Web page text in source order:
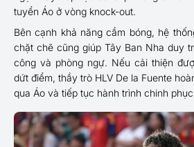
tuyển Áo ở vòng knock-out.
Bên cạnh khả năng cầm bóng, hệ
chặt chẽ cũng giúp Tây Ban Nha duy
công và phòng ngự. Nếu cải thiện
dứt điểm, thầy trò HLV De la Fuente
qua Áo và tiếp tục hành trình chinh